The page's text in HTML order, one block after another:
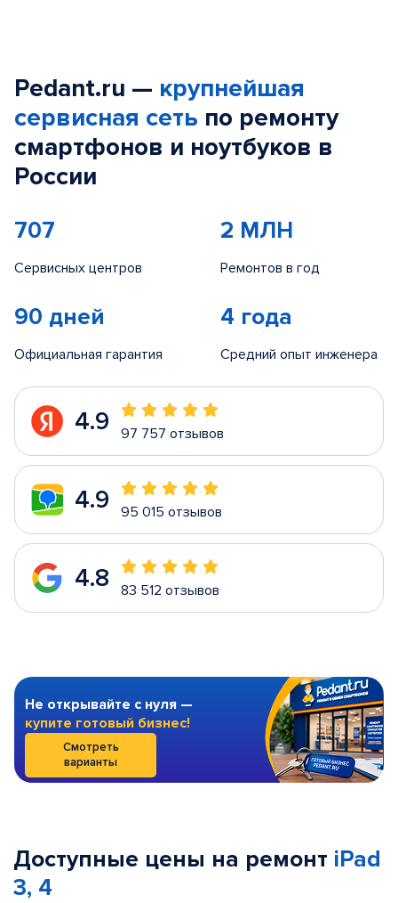
Pedant.ru — крупнейшая
сервисная сеть по ремонту
смартфонов и ноутбуков в
России
707
Сервисных центров
2 МЛН
Ремонтов в год
90 дней
Официальная гарантия
4 года
Средний опыт инженера
4.9 97 757 отзывов
4.9 95 015 отзывов
4.8 83 512 отзывов
Не открывайте с нуля —
купите готовый бизнес!
Смотреть
варианты
Доступные цены на ремонт iPad
3, 4